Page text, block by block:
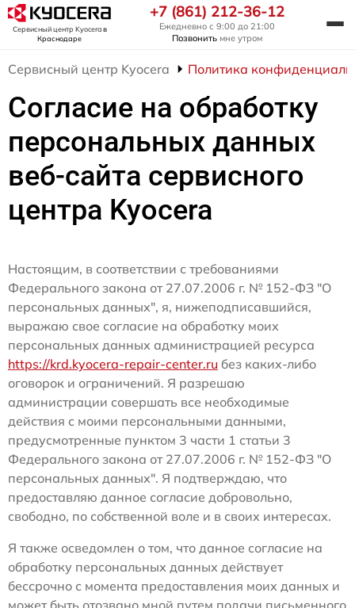
Сервисный центр Kyoceraв
Краснодаре
+7 (861) 212-36-12
Ежедневно с 9:00 до 21:00
Позвонить мне утром
Сервисный центр Kyocera Политика
Согласие на обработку
персональных данных
веб-сайта сервисного
центра Kyocera
Настоящим, в соответствии с требованиями
Федерального закона от 27.07.2006 г. № 152-ФЗ "О
персональных данных", я, нижеподписавшийся,
выражаю свое согласие на обработку моих
персональных данных администрацией ресурса
https://krd.kyocera-repair-center.ru без каких-либо
оговорок и ограничений. Я разрешаю
администрации совершать все необходимые
действия с моими персональными данными,
предусмотренные пунктом 3 части 1 статьи 3
Федерального закона от 27.07.2006 г. № 152-ФЗ "О
персональных данных". Я подтверждаю, что
предоставляю данное согласие добровольно,
свободно, по собственной воле и в своих интересах.
Я также осведомлен о том, что данное согласие на
обработку персональных данных действует
бессрочно с момента предоставления моих данных и
может быть отозвано мной путем подачи письменного